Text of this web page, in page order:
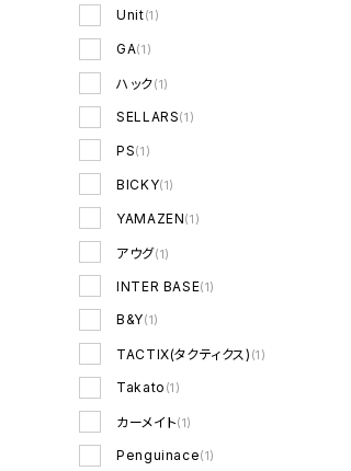
Unit(1)
GA(1)
ハック(1)
SELLARS(1)
PS(1)
BICKY(1)
YAMAZEN(1)
アウグ(1)
INTER BASE(1)
B&Y(1)
TACTIX(タクティクス) (1)
Takato (1)
カーメイト(1)
Penguinace(1)